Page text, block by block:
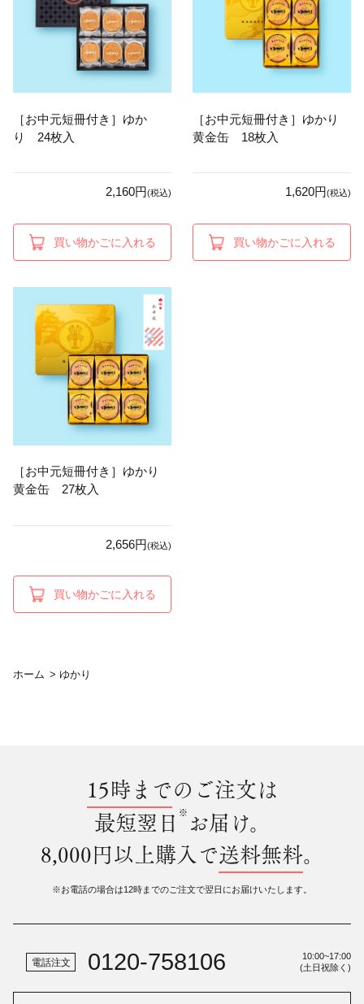
［お中元短冊付き］ゆか
り 24枚入
2,160円(税込)
買い物かごに入れる
［お中元短冊付き］ゆかり
黄金缶 18枚入
1,620円(税込)
買い物かごに入れる
［お中元短冊付き］ゆかり
黄金缶 27枚入
2,656円(税込)
買い物かごに入れる
ホーム > ゆかり
15時までのご注文は
最短翌日 ※ お届け。
8,000円以上購入で送料無料。
※お電話の場合は12時までのご注文で翌日にお届けいたします。
電話注文 0120-758106
10:00~17:00
(土日祝除く)